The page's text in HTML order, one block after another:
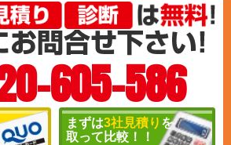
605-586
まずは3社見積り を
取って比較！！